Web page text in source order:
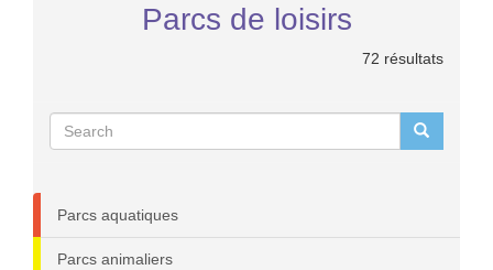
Parcs de loisirs
72 résultats
Parcs aquatiques
Parcs animaliers